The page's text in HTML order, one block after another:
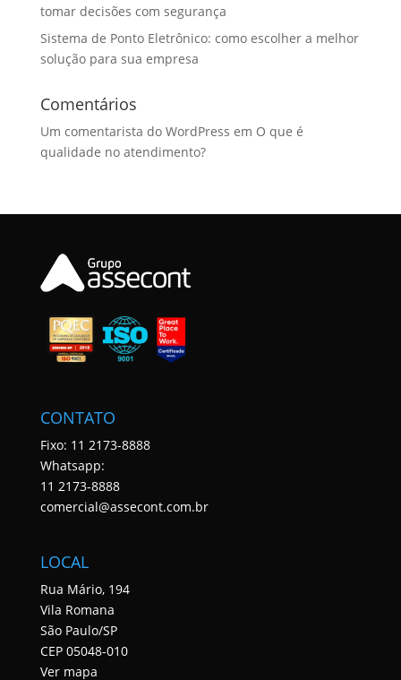
tomar decisões com segurança
Sistema de Ponto Eletrônico: como escolher a melhor
solução para sua empresa
Comentários
Um comentarista do WordPress em O que é
qualidade no atendimento?
CONTATO
Fixo: 11 2173-8888
Whatsapp:
11 2173-8888
comercial@assecont.com.br
LOCAL
Rua Mário, 194
Vila Romana
São Paulo/SP
CEP 05048-010
Ver mapa